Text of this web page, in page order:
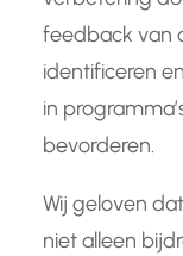
feedback van
identificeren
in
bevorderen.
Wij geloven
niet alleen